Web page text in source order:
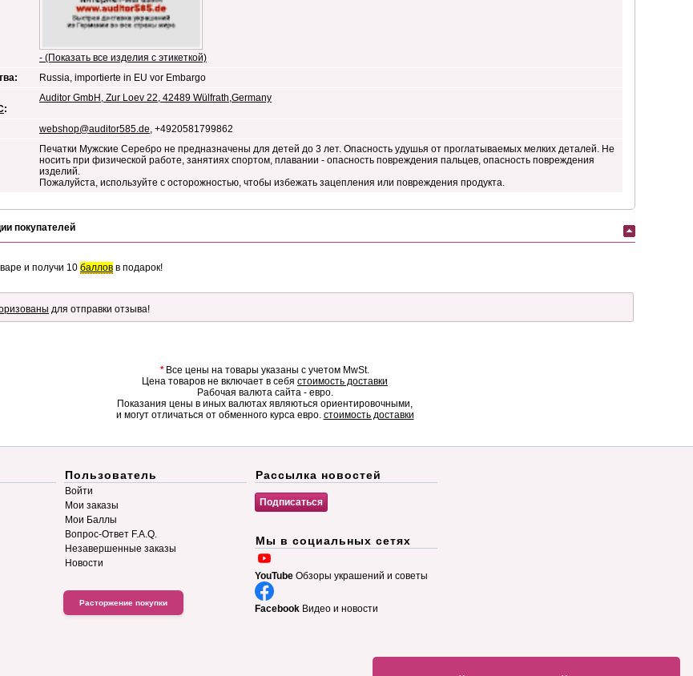
- (Показать все изделия с этикеткой)
Russia, importierte in EU vor Embargo
:
Auditor GmbH, Zur Loev 22, 42489 Wülfrath,Germany
webshop@auditor585.de, +4920581799862
Печатки Мужские Серебро не предназначены для детей до 3 лет. Опасность удушья от проглатываемых мелких деталей. Не
носить при физической работе, занятиях спортом, плавании - опасность повреждения пальцев, опасность повреждения
изделий.
Пожалуйста, используйте с осторожностью, чтобы избежать зацепления или повреждения продукта.
покупателей
и получи 10 баллов в подарок!
для отправки отзыва!
*Все цены на товары указаны с учетом MwSt.
Цена товаров не включает в себя стоимость доставки
Рабочая валюта сайта - евро.
Показания цены в иных валютах являються ориентировочными,
и могут отличаться от обменного курса евро. стоимость доставки
Пользователь
Войти
Мои заказы
Мои Баллы
Вопрос-Ответ F.A.Q.
Незавершенные заказы
Новости
Расторжение покупки
Рассылка новостей
Мы в социальных сетях
YouTube Обзоры украшений и советы
Facebook Видео и новости